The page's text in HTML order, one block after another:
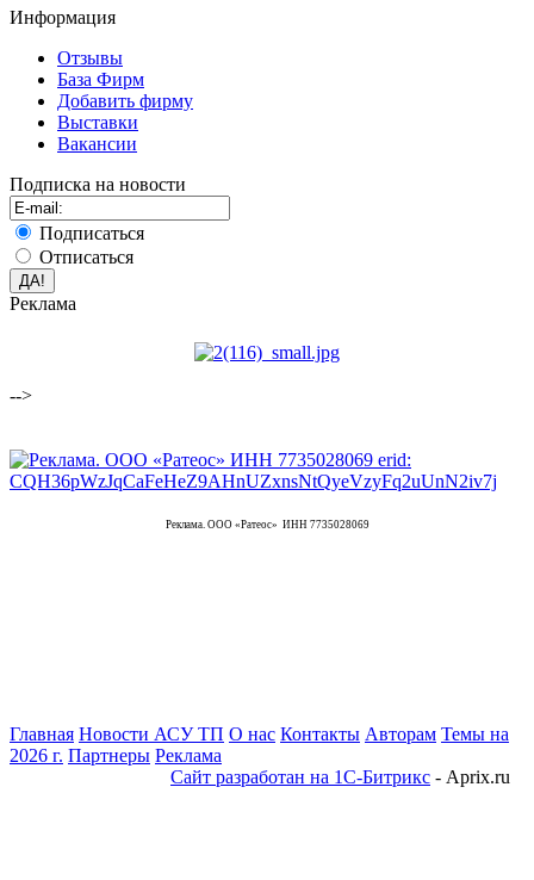
Информация
Отзывы
База Фирм
Добавить фирму
Выставки
Вакансии
Подписка на новости
Подписаться
Отписаться
Реклама
-->
Реклама. ООО «Ратеос» ИНН 7735028069
Главная Новости АСУ ТП О нас Контакты Авторам Темы на
2026 г. Партнеры Реклама
Сайт разработан на 1С-Битрикс - Aprix.ru